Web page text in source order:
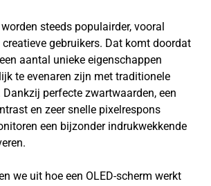
steeds populairder, vooral
gebruikers. Dat komt doordat
aantal unieke eigenschappen
te evenaren zijn met traditionele
Dankzij perfecte zwartwaarden, een
en zeer snelle pixelrespons
een bijzonder indrukwekkende
we uit hoe een OLED-scherm werkt